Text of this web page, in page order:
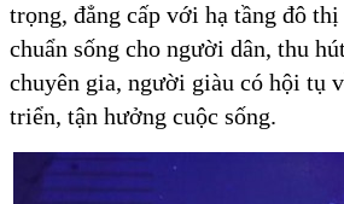
trọng, đẳng cấp với hạ tầng đô thị
chuẩn sống cho người dân, thu
chuyên gia, người giàu có hội tụ
triển, tận hưởng cuộc sống.